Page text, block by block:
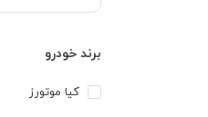
برند خودرو
کیا موتورز